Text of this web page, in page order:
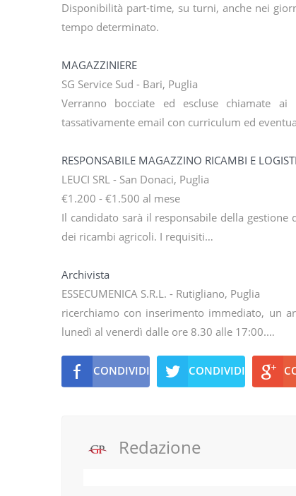
Disponibilità part-time, su turni, anche nei
tempo determinato.
MAGAZZINIERE
SG Service Sud - Bari, Puglia
Verranno bocciate ed escluse chiamate
tassativamente email con curriculum ed
RESPONSABILE MAGAZZINO RICAMBI E
LEUCI SRL - San Donaci, Puglia
€1.200 - €1.500 al mese
Il candidato sarà il responsabile della
dei ricambi agricoli. I requisiti…
Archivista
ESSECUMENICA S.R.L. - Rutigliano, Puglia
ricerchiamo con inserimento immediato, un
lunedì al venerdì dalle ore 8.30 alle 17:00.…
CONDIVIDI CONDIVIDI
Redazione